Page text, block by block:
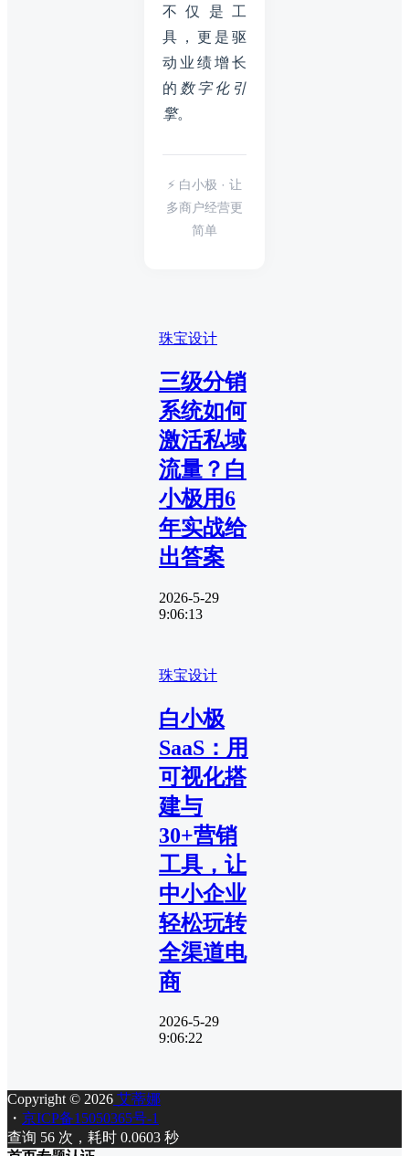
不仅是工
具，更是驱
动业绩增长
的 数字化引
擎。
⚡ 白小极 · 让
多商户经营更
简单
珠宝设计
三级分销
系统如何
激活私域
流量？白
小极用6
年实战给
出答案
2026-5-29
9:06:13
珠宝设计
白小极
SaaS：用
可视化搭
建与
30+营销
工具，让
中小企业
轻松玩转
全渠道电
商
2026-5-29
9:06:22
Copyright © 2026 艾蒂娜
・ 京ICP备15050365号-1
查询 56 次，耗时 0.0603 秒